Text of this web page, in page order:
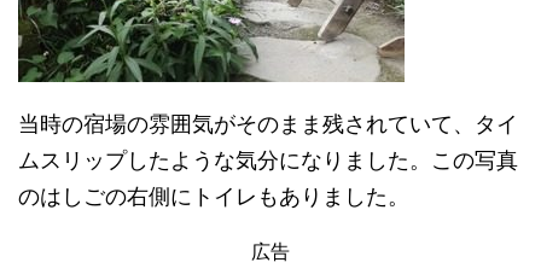
当時の宿場の雰囲気がそのまま残されていて、タイ
ムスリップしたような気分になりました。この写真
のはしごの右側にトイレもありました。
広告